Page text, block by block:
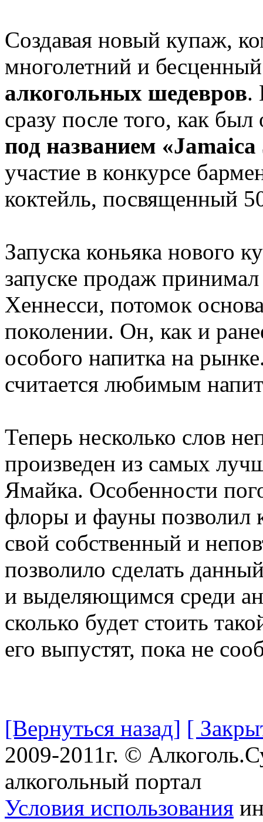
Создавая новый купаж,
многолетний и
алкогольных шедевров.
сразу после того, как
под названием
участие в конкурсе
коктейль, посвященный
Запуска коньяка нового
запуске продаж
Хеннесси, потомок
поколении. Он, как и
особого напитка на
считается любимым
Теперь несколько слов
произведен из самых
Ямайка. Особенности
флоры и фауны позволил
свой собственный и
позволило сделать
и выделяющимся среди
сколько будет стоить
его выпустят, пока не
[Вернуться назад] [
2009-2011г. ©
алкогольный портал
Условия использования